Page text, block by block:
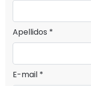
Apellidos *
E-mail *